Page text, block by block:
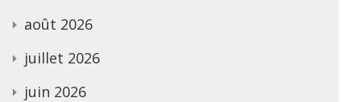
août 2026
juillet 2026
juin 2026